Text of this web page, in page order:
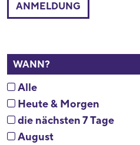
ANMELDUNG
WANN?
Alle
Heute & Morgen
die nächsten 7 Tage
August